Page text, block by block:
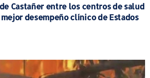
Castañer entre los centros de salud
desempeño clínico de Estados